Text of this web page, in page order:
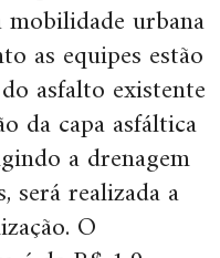
urbana
as equipes estão
asfalto existente
da capa asfáltica
a drenagem
será realizada a
O